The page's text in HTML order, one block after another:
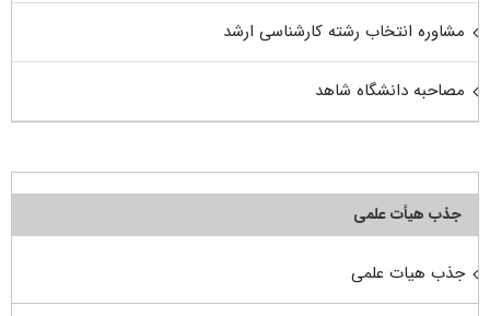
مشاوره انتخاب رشته کارشناسی ارشد
مصاحبه دانشگاه شاهد
جذب هیأت علمی
جذب هیات علمی